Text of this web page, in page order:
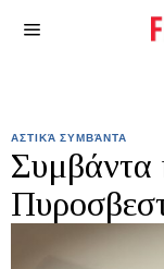
ΑΣΤΙΚΆ ΣΥΜΒΆΝΤΑ
Συμβάντα